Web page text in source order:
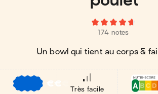
174 notes
Un bowl qui tient au corps &
€€
Très facile